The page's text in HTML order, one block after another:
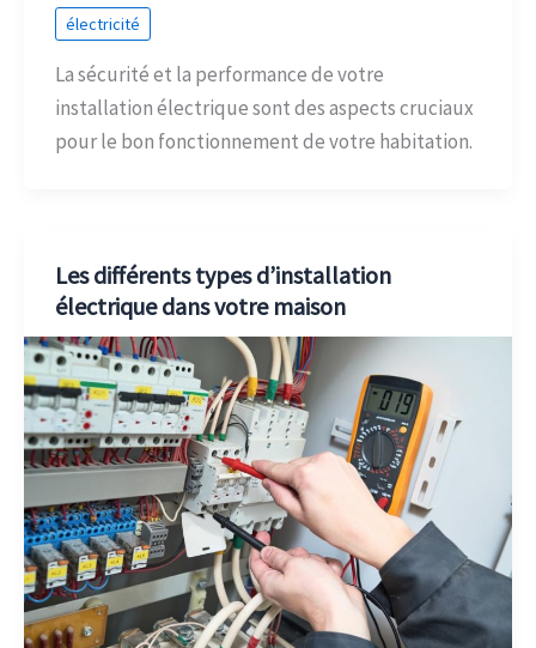
électricité
La sécurité et la performance de votre
installation électrique sont des aspects cruciaux
pour le bon fonctionnement de votre habitation.
Les différents types d’installation
électrique dans votre maison